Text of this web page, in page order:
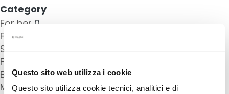
Questo sito web utilizza i cookie
Questo sito utilizza cookie tecnici, analitici e di
R
Y
e
Category
For her 0
For him
Sets 0
Face
Body 0
Make-up 0